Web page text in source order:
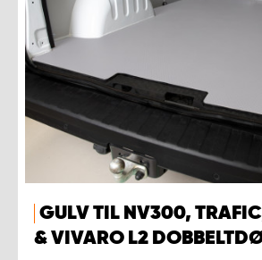
GULV TIL NV300,
& VIVARO L2